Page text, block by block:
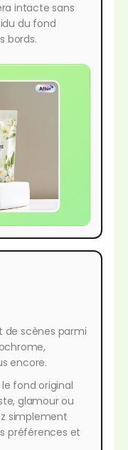
intacte sans
du fond
bords.
de scènes parmi
encore.
fond original
glamour ou
simplement
préférences et